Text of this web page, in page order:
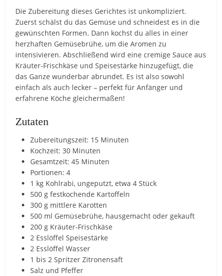
Die Zubereitung dieses Gerichtes ist unkompliziert.
Zuerst schälst du das Gemüse und schneidest es in die
gewünschten Formen. Dann kochst du alles in einer
herzhaften Gemüsebrühe, um die Aromen zu
intensivieren. Abschließend wird eine cremige Sauce aus
Kräuter-Frischkäse und Speisestärke hinzugefügt, die
das Ganze wunderbar abrundet. Es ist also sowohl
einfach als auch lecker – perfekt für Anfänger und
erfahrene Köche gleichermaßen!
Zutaten
Zubereitungszeit: 15 Minuten
Kochzeit: 30 Minuten
Gesamtzeit: 45 Minuten
Portionen: 4
1 kg Kohlrabi, ungeputzt, etwa 4 Stück
500 g festkochende Kartoffeln
300 g mittlere Karotten
500 ml Gemüsebrühe, hausgemacht oder gekauft
200 g Kräuter-Frischkäse
2 Esslöffel Speisestärke
2 Esslöffel Wasser
1 bis 2 Spritzer Zitronensaft
Salz und Pfeffer